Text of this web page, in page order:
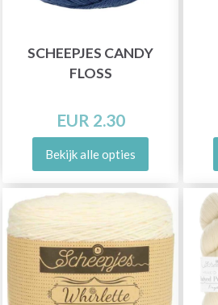
SCHEEPJES CANDY
FLOSS
EUR 2.30
Bekijk alle opties